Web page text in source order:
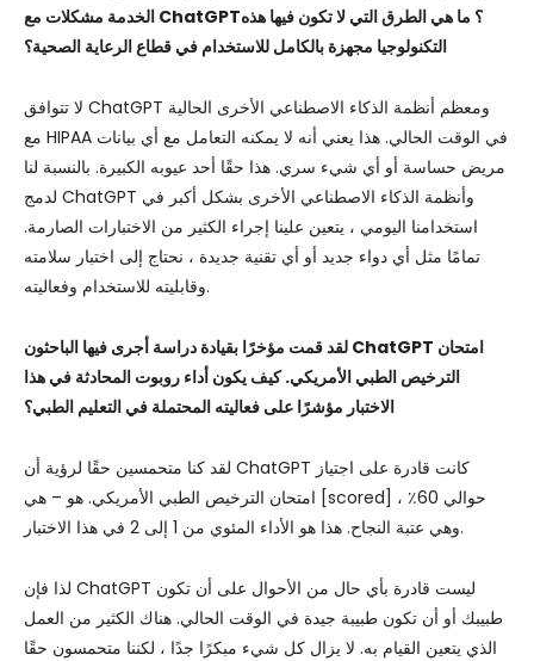
الخدمة مشكلات مع ChatGPT؟ ما هي الطرق التي لا تكون فيها هذه
التكنولوجيا مجهزة بالكامل للاستخدام في قطاع الرعاية الصحية؟
لا تتوافق ChatGPT ومعظم أنظمة الذكاء الاصطناعي الأخرى الحالية
مع HIPAA في الوقت الحالي. هذا يعني أنه لا يمكنه التعامل مع أي بيانات
مريض حساسة أو أي شيء سري. هذا حقًا أحد عيوبه الكبيرة. بالنسبة لنا
لدمج ChatGPT وأنظمة الذكاء الاصطناعي الأخرى بشكل أكبر في
استخدامنا اليومي ، يتعين علينا إجراء الكثير من الاختبارات الصارمة.
تمامًا مثل أي دواء جديد أو أي تقنية جديدة ، نحتاج إلى اختبار سلامته
وقابليته للاستخدام وفعاليته.
لقد قمت مؤخرًا بقيادة دراسة أجرى فيها الباحثون ChatGPT امتحان
الترخيص الطبي الأمريكي. كيف يكون أداء روبوت المحادثة في هذا
الاختبار مؤشرًا على فعاليته المحتملة في التعليم الطبي؟
لقد كنا متحمسين حقًا لرؤية أن ChatGPT كانت قادرة على اجتياز
امتحان الترخيص الطبي الأمريكي. هو – هي [scored] حوالي 60٪ ،
وهي عتبة النجاح. هذا هو الأداء المئوي من 1 إلى 2 في هذا الاختبار.
لذا فإن ChatGPT ليست قادرة بأي حال من الأحوال على أن تكون
طبيبك أو أن تكون طبيبة جيدة في الوقت الحالي. هناك الكثير من العمل
الذي يتعين القيام به. لا يزال كل شيء مبكرًا جدًا ، لكننا متحمسون حقًا